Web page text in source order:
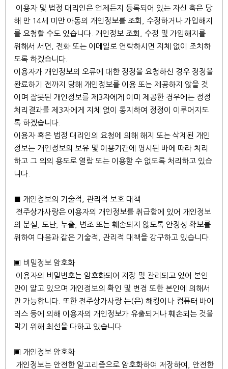
이용자 및 법정 대리인은 언제든지 등록되어 있는 자신 혹은 당
해 만 14세 미만 아동의 개인정보를 조회, 수정하거나 가입해지
를 요청할 수도 있습니다. 개인정보 조회, 수정 및 가입해지를
위해서 서면, 전화 또는 이메일로 연락하시면 지체 없이 조치하
도록 하겠습니다.
이용자가 개인정보의 오류에 대한 정정을 요청하신 경우 정정을
완료하기 전까지 당해 개인정보를 이용 또는 제공하지 않을 것
이며 잘못된 개인정보를 제3자에게 이미 제공한 경우에는 정정
처리결과를 제3자에게 지체 없이 통지하여 정정이 이루어지도
록 하겠습니다.
이용자 혹은 법정 대리인의 요청에 의해 해지 또는 삭제된 개인
정보는 개인정보의 보유 및 이용기간에 명시된 바에 따라 처리
하고 그 외의 용도로 열람 또는 이용할 수 없도록 처리하고 있습
니다.
■ 개인정보의 기술적, 관리적 보호 대책
전주상가사랑은 이용자의 개인정보를 취급함에 있어 개인정보
의 분실, 도난, 누출, 변조 또는 훼손되지 않도록 안정성 확보를
위하여 다음과 같은 기술적, 관리적 대책을 강구하고 있습니다.
▣ 비밀정보 암호화
이용자의 비밀번호는 암호화되어 저장 및 관리되고 있어 본인
만이 알고 있으며 개인정보의 확인 및 변경 또한 본인에 의해서
만 가능합니다. 또한 전주상가사랑 는(은) 해킹이나 컴퓨터 바이
러스 등에 의해 이용자의 개인정보가 유출되거나 훼손되는 것을
막기 위해 최선을 다하고 있습니다.
▣ 개인정보 암호화
개인정보는 안전한 알고리즘으로 암호화하여 저장하여, 안전한